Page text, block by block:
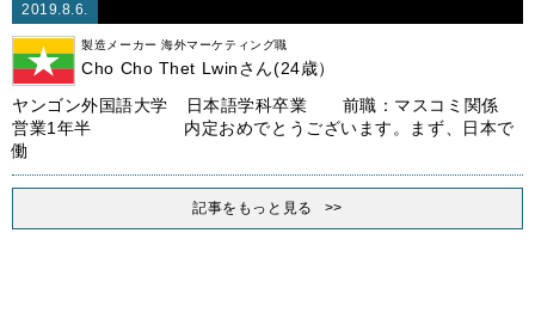
2019.8.6.
製造メーカー 海外マーケティング職
Cho Cho Thet Lwinさん(24歳）
ヤンゴン外国語大学 日本語学科卒業 前職：マスコミ関係
営業1年半 内定おめでとうございます。まず、日本で
働
記事をもっと見る